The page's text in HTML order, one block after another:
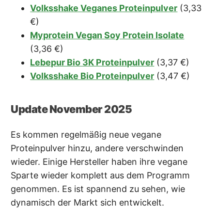
Volksshake Veganes Proteinpulver (3,33
€)
Myprotein Vegan Soy Protein Isolate
(3,36 €)
Lebepur Bio 3K Proteinpulver (3,37 €)
Volksshake Bio Proteinpulver (3,47 €)
Update November 2025
Es kommen regelmäßig neue vegane
Proteinpulver hinzu, andere verschwinden
wieder. Einige Hersteller haben ihre vegane
Sparte wieder komplett aus dem Programm
genommen. Es ist spannend zu sehen, wie
dynamisch der Markt sich entwickelt.